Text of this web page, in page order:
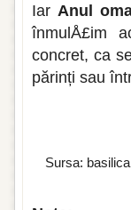
Iar Anul
înmulÅ£im
concret, ca
părinți sau
Sursa: